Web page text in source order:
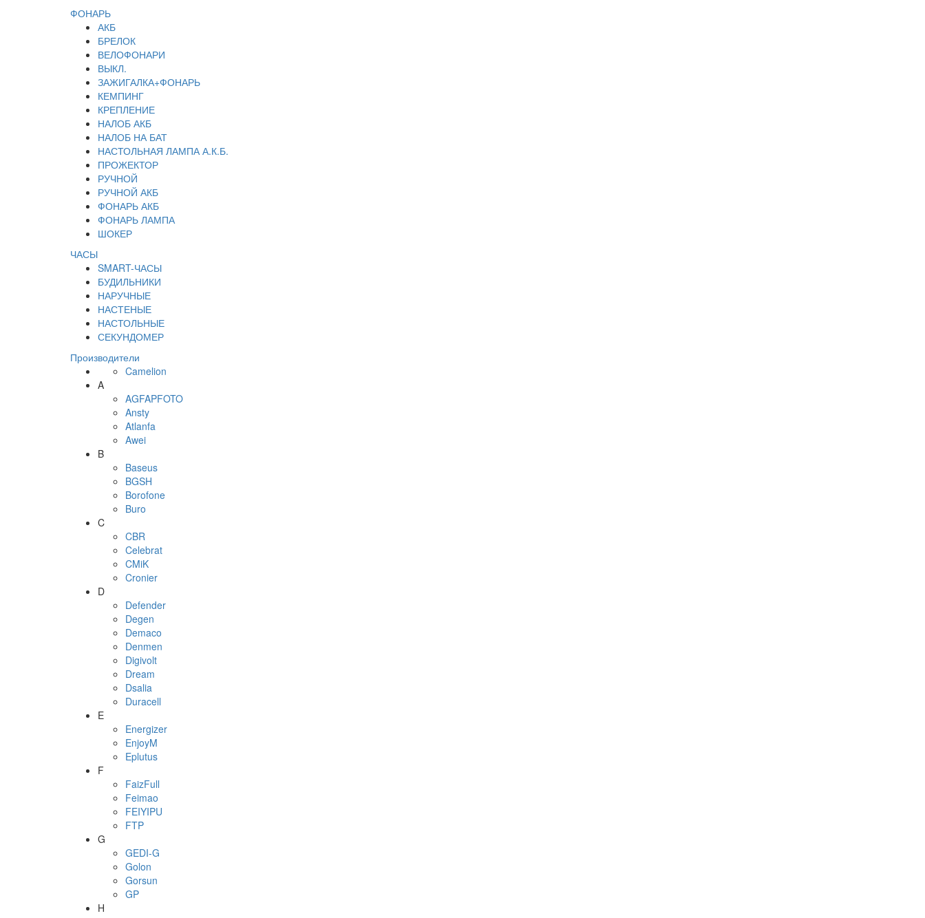
ФОНАРЬ
АКБ
БРЕЛОК
ВЕЛОФОНАРИ
ВЫКЛ.
ЗАЖИГАЛКА+ФОНАРЬ
КЕМПИНГ
КРЕПЛЕНИЕ
НАЛОБ АКБ
НАЛОБ НА БАТ
НАСТОЛЬНАЯ ЛАМПА А.К.Б.
ПРОЖЕКТОР
РУЧНОЙ
РУЧНОЙ АКБ
ФОНАРЬ АКБ
ФОНАРЬ ЛАМПА
ШОКЕР
ЧАСЫ
SMART-ЧАСЫ
БУДИЛЬНИКИ
НАРУЧНЫЕ
НАСТЕНЫЕ
НАСТОЛЬНЫЕ
СЕКУНДОМЕР
Производители
Camelion
A
AGFAPFOTO
Ansty
Atlanfa
Awei
B
Baseus
BGSH
Borofone
Buro
C
CBR
Celebrat
CMiK
Cronier
D
Defender
Degen
Demaco
Denmen
Digivolt
Dream
Dsalia
Duracell
E
Energizer
EnjoyM
Eplutus
F
FaizFull
Feimao
FEIYIPU
FTP
G
GEDI-G
Golon
Gorsun
GP
H